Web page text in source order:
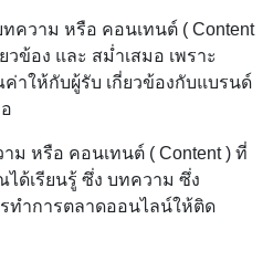
ความ หรือ คอนเทนต์ ( Content
ข้อง และ สม่ำเสมอ เพราะ
าให้กับผู้รับ เกี่ยวข้องกับแบรนด์
ม หรือ คอนเทนต์ ( Content ) ที่
ได้เรียนรู้ ซึ่ง บทความ ซึ่ง
ทำการตลาดออนไลน์ให้ติด